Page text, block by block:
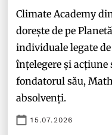
Climate Academy
dorește de pe
individuale legate
înțelegere și
fondatorul său,
absolvenți.
15.07.2026